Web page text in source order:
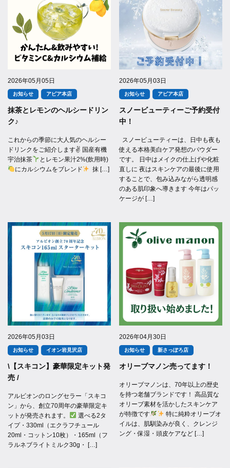
2026年05月05日
お知らせ アピア本店
抹茶とレモンのヘルシードリン
ク♪
これからの季節に大人気のヘルシー
ドリンクをご紹介します✌ 国産有機
宇治抹茶
とレモン果汁2%(飲用時)
にカルシウムをブレンド
抹 […]
2026年05月03日
お知らせ アピア本店
スノービューティーご予約受付
中！
スノービューティーは、日中も夜も
使える本格美白ケア発想のパウダー
です。 日中はメイクの仕上げや化粧
直しに 夜はスキンケアの最後に使用
することで、包み込みながら透明感
のある肌印象へ導きます 今年はパッ
ケージが […]
2026年05月03日
お知らせ イオン岩見沢店
\【スキコン】豪華限定キット発
売 /
アルビオンのロングセラー「スキコ
ン」から、創立70周年の豪華限定キ
ットが発売されます。
選べる2タ
イプ・330ml（エクラフチュール
20ml・コットン10枚）・165ml（フ
ラルネブライトミルク30g・ […]
2026年04月30日
お知らせ 新さっぽろ店
オリーブマノン売ってます！
オリーブマノンは、70年以上の歴史
を持つ老舗ブランドです！ 高品質な
オリーブ素材を活かしたスキンケア
が特徴です
特に純粋オリーブオ
イルは、肌馴染みが良く、クレンジ
ング・保湿・頭皮ケアなど […]